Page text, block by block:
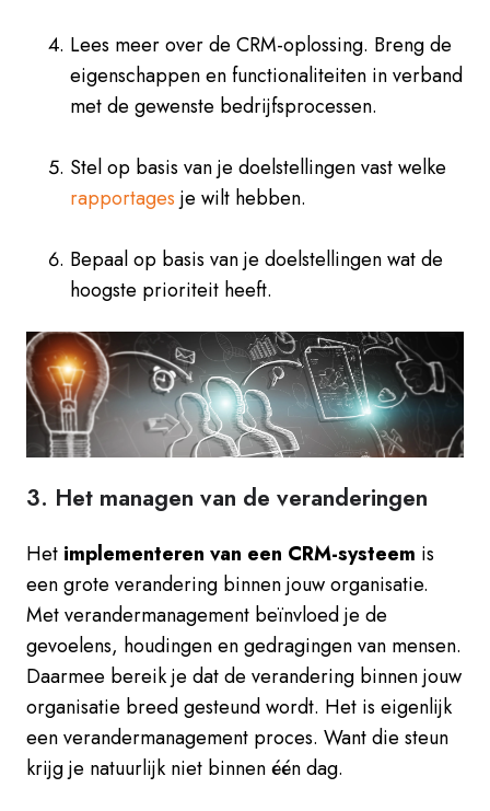
Lees meer over de CRM-oplossing. Breng de
eigenschappen en functionaliteiten in verband
met de gewenste bedrijfsprocessen.
Stel op basis van je doelstellingen vast welke
rapportages je wilt hebben.
Bepaal op basis van je doelstellingen wat de
hoogste prioriteit heeft.
3. Het managen van de veranderingen
Het implementeren van een CRM-systeem is
een grote verandering binnen jouw organisatie.
Met verandermanagement beïnvloed je de
gevoelens, houdingen en gedragingen van mensen.
Daarmee bereik je dat de verandering binnen jouw
organisatie breed gesteund wordt. Het is eigenlijk
een verandermanagement proces. Want die steun
krijg je natuurlijk niet binnen één dag.